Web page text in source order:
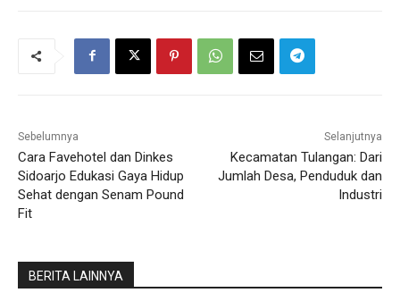
Sebelumnya
Cara Favehotel dan Dinkes
Sidoarjo Edukasi Gaya Hidup
Sehat dengan Senam Pound
Fit
Selanjutnya
Kecamatan Tulangan: Dari
Jumlah Desa, Penduduk dan
Industri
BERITA LAINNYA